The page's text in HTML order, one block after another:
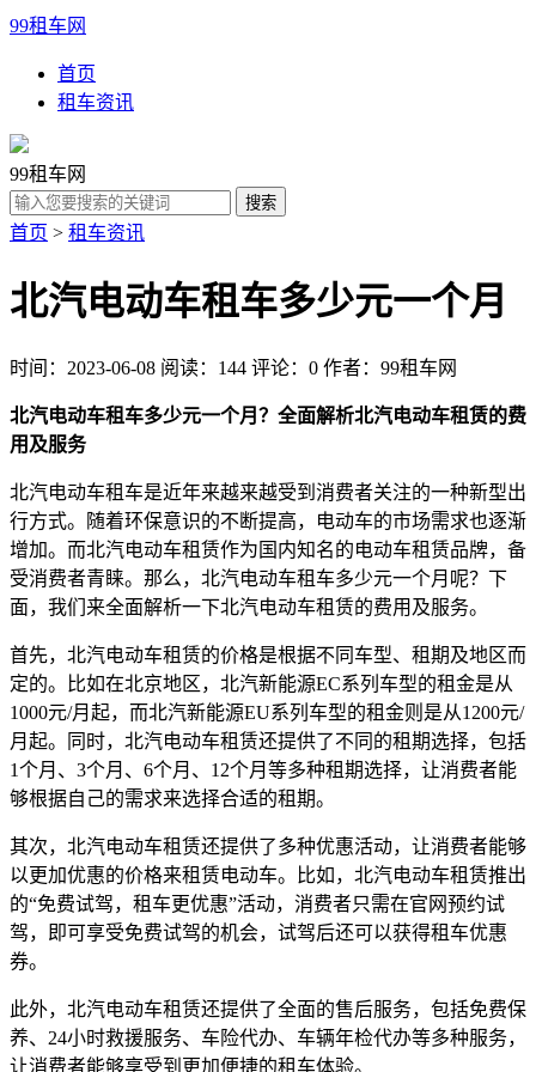
99租车网
首页
租车资讯
99租车网
首页 > 租车资讯
北汽电动车租车多少元一个月
时间：2023-06-08 阅读：144 评论：0 作者：99租车网
北汽电动车租车多少元一个月？全面解析北汽电动车租赁的费
用及服务
北汽电动车租车是近年来越来越受到消费者关注的一种新型出
行方式。随着环保意识的不断提高，电动车的市场需求也逐渐
增加。而北汽电动车租赁作为国内知名的电动车租赁品牌，备
受消费者青睐。那么，北汽电动车租车多少元一个月呢？下
面，我们来全面解析一下北汽电动车租赁的费用及服务。
首先，北汽电动车租赁的价格是根据不同车型、租期及地区而
定的。比如在北京地区，北汽新能源EC系列车型的租金是从
1000元/月起，而北汽新能源EU系列车型的租金则是从1200元/
月起。同时，北汽电动车租赁还提供了不同的租期选择，包括
1个月、3个月、6个月、12个月等多种租期选择，让消费者能
够根据自己的需求来选择合适的租期。
其次，北汽电动车租赁还提供了多种优惠活动，让消费者能够
以更加优惠的价格来租赁电动车。比如，北汽电动车租赁推出
的“免费试驾，租车更优惠”活动，消费者只需在官网预约试
驾，即可享受免费试驾的机会，试驾后还可以获得租车优惠
券。
此外，北汽电动车租赁还提供了全面的售后服务，包括免费保
养、24小时救援服务、车险代办、车辆年检代办等多种服务，
让消费者能够享受到更加便捷的租车体验。